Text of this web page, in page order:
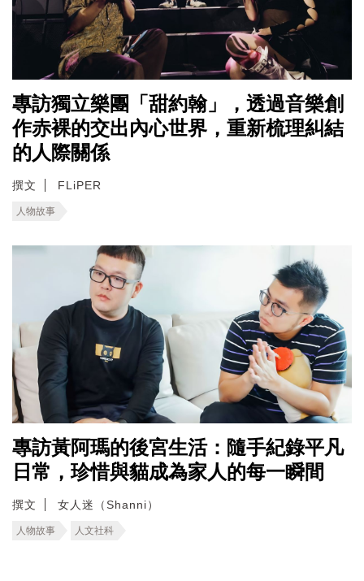
專訪獨立樂團「甜約翰」，透過音樂創
作赤裸的交出內心世界，重新梳理糾結
的人際關係
撰文 FLiPER
人物故事
專訪黃阿瑪的後宮生活：隨手紀錄平凡
日常，珍惜與貓成為家人的每一瞬間
撰文 女人迷（Shanni）
人物故事 人文社科